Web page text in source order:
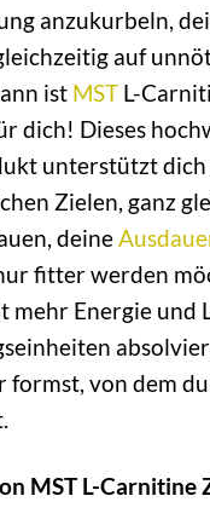
anzukurbeln,
auf
ist MST L-
dich! Dieses
unterstützt dich
Zielen, ganz
deine
fitter werden
mehr Energie und
formst, von dem
MST L-Carnitine